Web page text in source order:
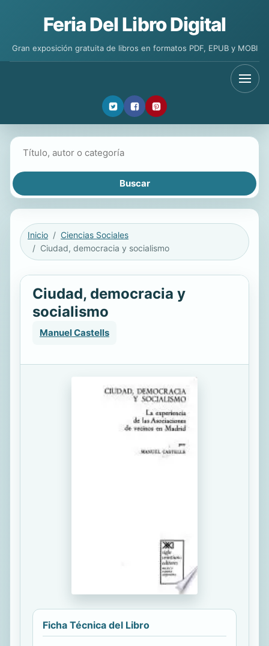
Feria Del Libro Digital
Gran exposición gratuita de libros en formatos PDF, EPUB y MOBI
Inicio
Ciencias Sociales
Ciudad, democracia y socialismo
Ciudad, democracia y
socialismo
Manuel Castells
Ficha Técnica del Libro